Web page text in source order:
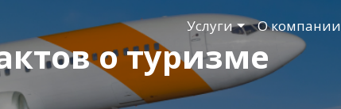
Услуги О компании
о туризме